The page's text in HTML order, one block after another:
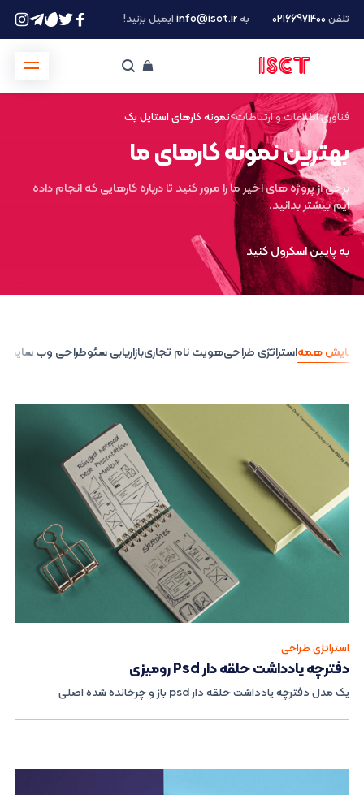
تلفن ۰۲۱66971400 بهinfo@isct.irایمیل بزنید!
فناوری اطلاعات و ارتباطات>نمونه کارهای استایل یک
بهترین نمونه کارهای ما
برخی از پروژه های اخیر ما را مرور کنید تا درباره کارهایی که انجام داده
ایم بیشتر بدانید.
به پایین اسکرول کنید
نمایش همهاستراتژی طراحیهویت نام تجاریبازاریابی سئوطراحی وب سایت
استراتژی طراحی
دفترچه یادداشت حلقه دار Psd رومیزی
یک مدل دفترچه یادداشت حلقه دار psd باز و چرخانده شده اصلی